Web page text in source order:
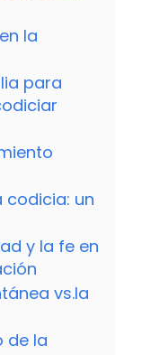
la
para
codicia: un
y la fe en
vs.la
de la